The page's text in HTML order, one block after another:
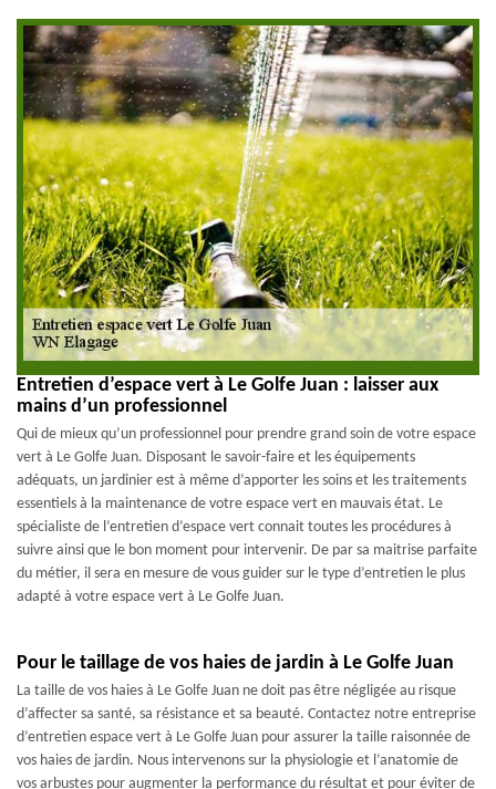
Entretien d’espace vert à Le Golfe Juan : laisser aux
mains d’un professionnel
Qui de mieux qu’un professionnel pour prendre grand soin de votre espace
vert à Le Golfe Juan. Disposant le savoir-faire et les équipements
adéquats, un jardinier est à même d’apporter les soins et les traitements
essentiels à la maintenance de votre espace vert en mauvais état. Le
spécialiste de l’entretien d’espace vert connait toutes les procédures à
suivre ainsi que le bon moment pour intervenir. De par sa maitrise parfaite
du métier, il sera en mesure de vous guider sur le type d’entretien le plus
adapté à votre espace vert à Le Golfe Juan.
Pour le taillage de vos haies de jardin à Le Golfe Juan
La taille de vos haies à Le Golfe Juan ne doit pas être négligée au risque
d’affecter sa santé, sa résistance et sa beauté. Contactez notre entreprise
d’entretien espace vert à Le Golfe Juan pour assurer la taille raisonnée de
vos haies de jardin. Nous intervenons sur la physiologie et l’anatomie de
vos arbustes pour augmenter la performance du résultat et pour éviter de